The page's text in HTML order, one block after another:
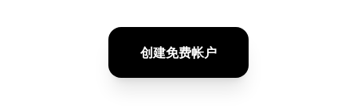
创建免费帐户